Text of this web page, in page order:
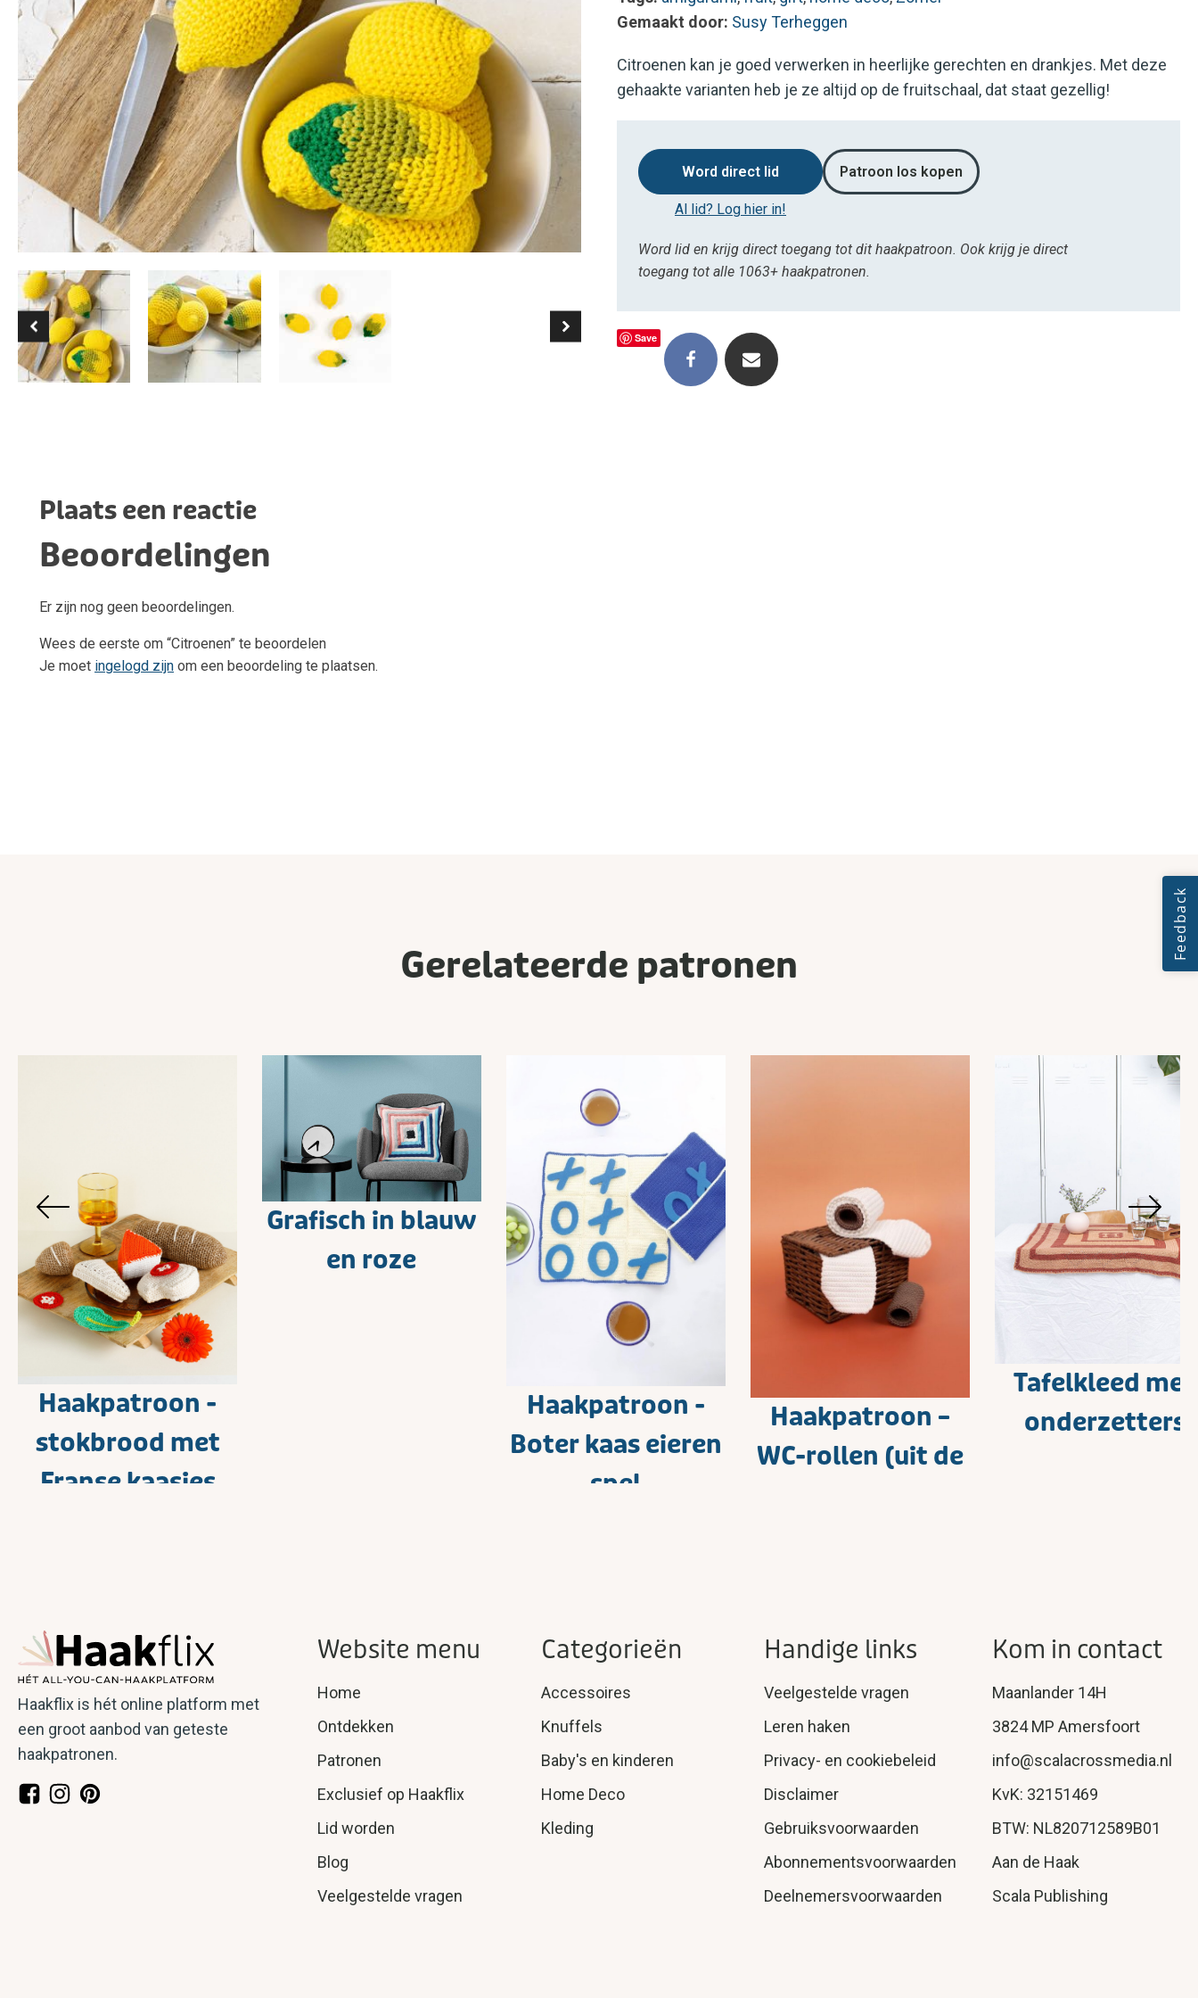
Gemaakt door: Susy Terheggen
Citroenen kan je goed verwerken in heerlijke gerechten en drankjes. Met deze
gehaakte varianten heb je ze altijd op de fruitschaal, dat staat gezellig!
Word direct lid
Al lid? Log hier in!
Patroon los kopen
Word lid en krijg direct toegang tot dit haakpatroon. Ook krijg je direct
toegang tot alle 1063+ haakpatronen.
Save
Plaats een reactie
Beoordelingen
Er zijn nog geen beoordelingen.
Wees de eerste om “Citroenen” te beoordelen
Je moet ingelogd zijn om een beoordeling te plaatsen.
Gerelateerde patronen
Haakpatroon -
stokbrood met
Franse kaasjes
Grafisch in blauw
en roze
Haakpatroon -
Boter kaas eieren
spel
Haakpatroon –
WC-rollen (uit de
Tafelkleed met
onderzetters
Haakflix is hét online platform met
een groot aanbod van geteste
haakpatronen.
Website menu
Home
Ontdekken
Patronen
Exclusief op Haakflix
Lid worden
Blog
Veelgestelde vragen
Categorieën
Accessoires
Knuffels
Baby's en kinderen
Home Deco
Kleding
Handige links
Veelgestelde vragen
Leren haken
Privacy- en cookiebeleid
Disclaimer
Gebruiksvoorwaarden
Abonnementsvoorwaarden
Deelnemersvoorwaarden
Kom in contact
Maanlander 14H
3824 MP Amersfoort
info@scalacrossmedia.nl
KvK: 32151469
BTW: NL820712589B01
Aan de Haak
Scala Publishing